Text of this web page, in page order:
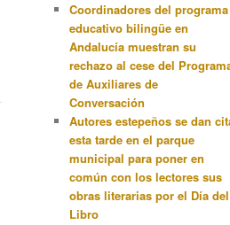
Coordinadores del programa
educativo bilingüe en
Andalucía muestran su
rechazo al cese del
de Auxiliares de
Conversación
Autores estepeños se dan
esta tarde en el parque
municipal para poner en
común con los lectores sus
obras literarias por el Día del
Libro